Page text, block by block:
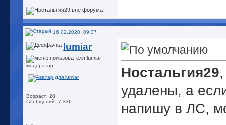
16.02.2020, 09:37
lumiar
модератор
Возраст: 28
Сообщений: 7,336
Ностальгия29
удалены, а
напишу в ЛС,